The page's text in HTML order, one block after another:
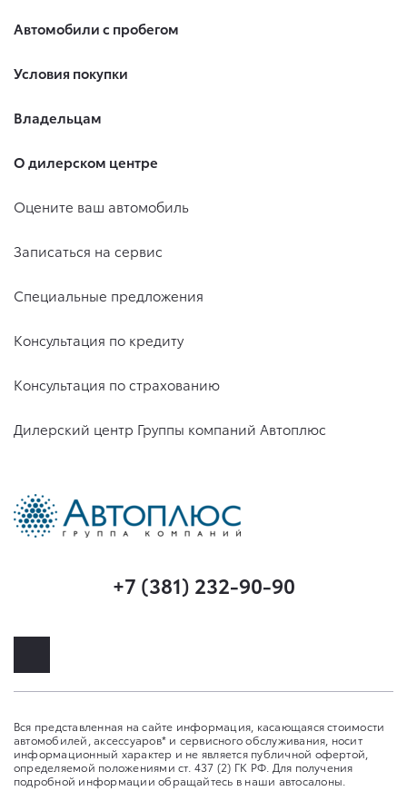
Автомобили с пробегом
Условия покупки
Владельцам
О дилерском центре
Оцените ваш автомобиль
Записаться на сервис
Специальные предложения
Консультация по кредиту
Консультация по страхованию
Дилерский центр Группы компаний Автоплюс
+7 (381) 232-90-90
Вся представленная на сайте информация, касающаяся стоимости
автомобилей, аксессуаров* и сервисного обслуживания, носит
информационный характер и не является публичной офертой,
определяемой положениями ст. 437 (2) ГК РФ. Для получения
подробной информации обращайтесь в наши автосалоны.